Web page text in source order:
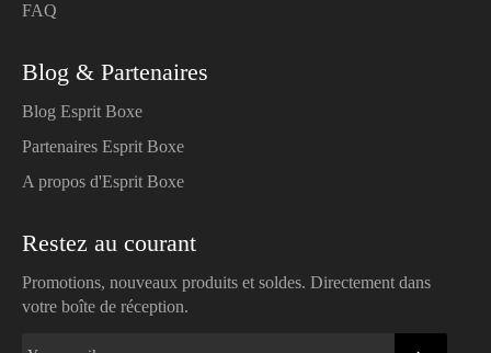
FAQ
Blog & Partenaires
Blog Esprit Boxe
Partenaires Esprit Boxe
A propos d'Esprit Boxe
Restez au courant
Promotions, nouveaux produits et soldes. Directement dans
votre boîte de réception.